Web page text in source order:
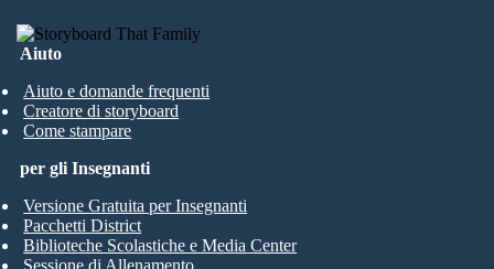
Aiuto
Aiuto e domande frequenti
Creatore di storyboard
Come stampare
per gli Insegnanti
Versione Gratuita per Insegnanti
Pacchetti District
Biblioteche Scolastiche e Media Center
Sessione di Allenamento